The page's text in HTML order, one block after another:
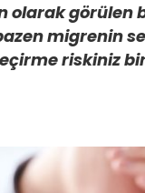
olarak görülen
migrenin
riskiniz